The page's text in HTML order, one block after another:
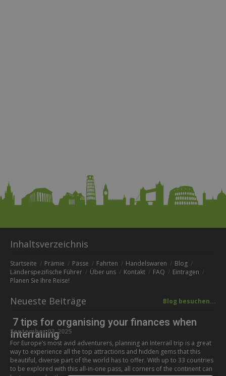
Inhaltsverzeichnis
Startseite Prämie Pässe Fahrten Handelswaren
Blog
Länderspezifische Führer
Über uns Kontakt FAQ
Eintragen
Planen Sie Ihre Reise!
Neueste Beiträge Blog besuchen...
7 tips for organising your finances when
Interrailing
September 03, 2025
For Europe’s most avid adventurers, planning an Interrail trip is a great
way to experience all the top attractions and hidden gems that this
beautiful, diverse part of the world has to offer. With up to 33 countries
to be explored with this all-in-one pass, all corners of the continent can